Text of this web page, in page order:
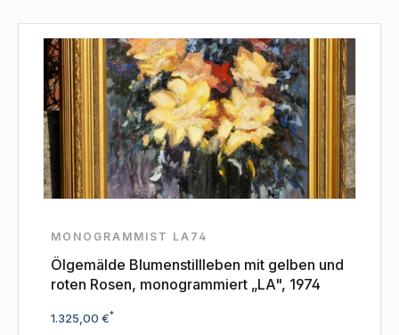
MONOGRAMMIST LA74
Ölgemälde Blumenstillleben mit gelben und
roten Rosen, monogrammiert „LA", 1974
Regulärer Preis:
1.325,00 €*